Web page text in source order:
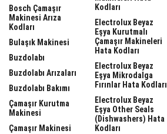
Bosch Çamaşır
Makinesi Arıza
Kodları
Bulaşık Makinesi
Buzdolabı
Buzdolabı Arızaları
Buzdolabı Bakımı
Çamaşır Kurutma
Makinesi
Çamaşır Makinesi
Kodları
Electrolux Beyaz
Eşya Kurutmalı
Çamaşır Makineleri
Hata Kodları
Electrolux Beyaz
Eşya Mikrodalga
Fırınlar Hata Kodları
Electrolux Beyaz
Eşya Other Seals
(dishwashers) Hata
Kodları